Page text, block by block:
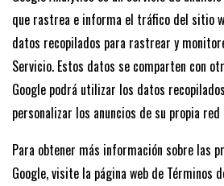
que rastrea e informa el tráfico del sitio
datos recopilados para rastrear y
Servicio. Estos datos se comparten con
Google podrá utilizar los datos
personalizar los anuncios de su propia
Para obtener más información sobre las
Google, visite la página web de Términos